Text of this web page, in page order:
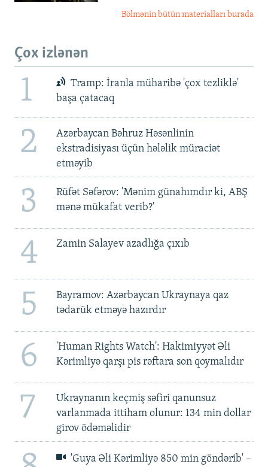
Bölmənin bütün materialları burada
Çox izlənən
1
Tramp: İranla müharibə 'çox tezliklə'
başa çatacaq
2
Azərbaycan Bəhruz Həsənlinin
ekstradisiyası üçün hələlik müraciət
etməyib
3
Rüfət Səfərov: 'Mənim günahımdır ki, ABŞ
mənə mükafat verib?'
4 Zamin Salayev azadlığa çıxıb
5
Bayramov: Azərbaycan Ukraynaya qaz
tədarük etməyə hazırdır
6
'Human Rights Watch': Hakimiyyət Əli
Kərimliyə qarşı pis rəftara son qoymalıdır
7
Ukraynanın keçmiş səfiri qanunsuz
varlanmada ittiham olunur: 134 min dollar
girov ödəməlidir
'Guya Əli Kərimliyə 850 min göndərib' –